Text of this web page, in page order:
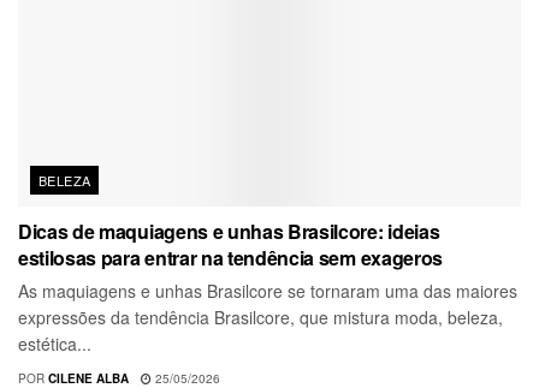
BELEZA
Dicas de maquiagens e unhas Brasilcore: ideias
estilosas para entrar na tendência sem exageros
As maquiagens e unhas Brasilcore se tornaram uma das maiores
expressões da tendência Brasilcore, que mistura moda, beleza,
estética...
POR CILENE ALBA 25/05/2026